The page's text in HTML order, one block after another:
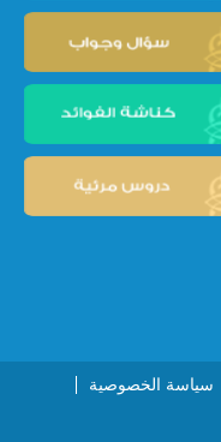
سياسة الخصوصية